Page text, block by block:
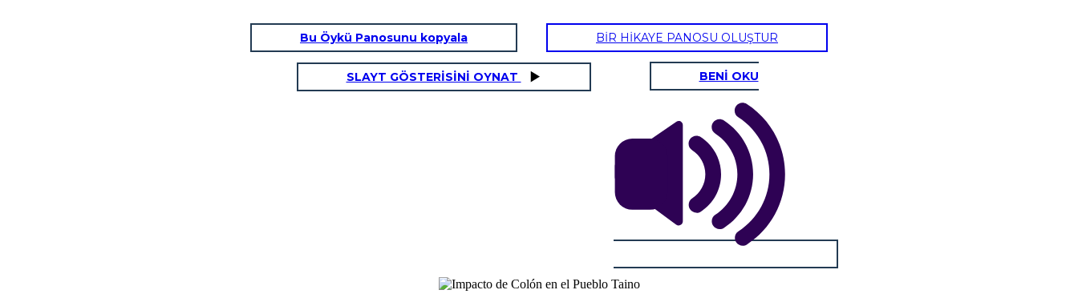
Bu Öykü Panosunu kopyala BİR HİKAYE PANOSU OLUŞTUR
SLAYT GÖSTERİSİNİ OYNAT BENİ OKU